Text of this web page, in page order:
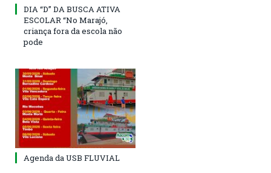
DIA “D” DA BUSCA ATIVA
ESCOLAR “No Marajó,
criança fora da escola não
pode
Agenda da USB FLUVIAL